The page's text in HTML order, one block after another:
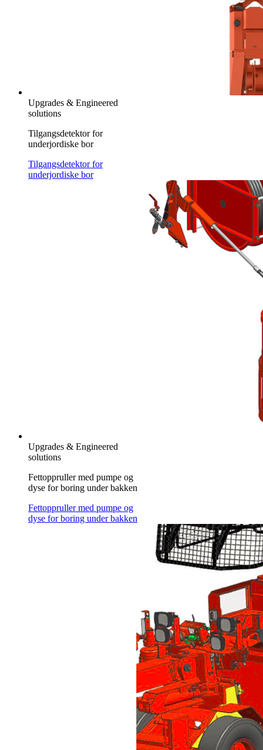
Upgrades & Engineered
solutions
Tilgangsdetektor for
underjordiske bor
Tilgangsdetektor for
underjordiske bor
Upgrades & Engineered
solutions
Fettoppruller med pumpe og
dyse for boring under bakken
Fettoppruller med pumpe og
dyse for boring under bakken